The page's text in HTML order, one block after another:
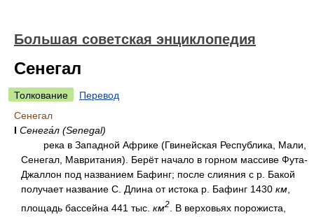
Большая советская энциклопедия
Сенегал
Толкование
Перевод
Сенегал
I Сенега́л (Senegal)
река в Западной Африке (Гвинейская Республика, Мали,
Сенегал, Мавритания). Берёт начало в горном массиве Фута-
Джаллон под названием Бафинг; после слияния с р. Бакой
получает название С. Длина от истока р. Бафинг 1430 км
площадь бассейна 441 тыс. км2
. В верховьях порожиста,